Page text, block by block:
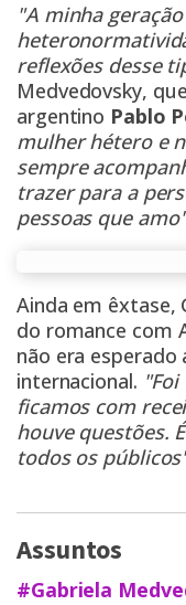
"A minha
reflexões desse
Medvedovsky,
argentino Pablo
mulher hétero e
sempre
trazer para a
pessoas que
Ainda em êxtase,
do romance com
não era esperado
internacional.
ficamos com
houve questões.
todos os
Assuntos
#Gabriela